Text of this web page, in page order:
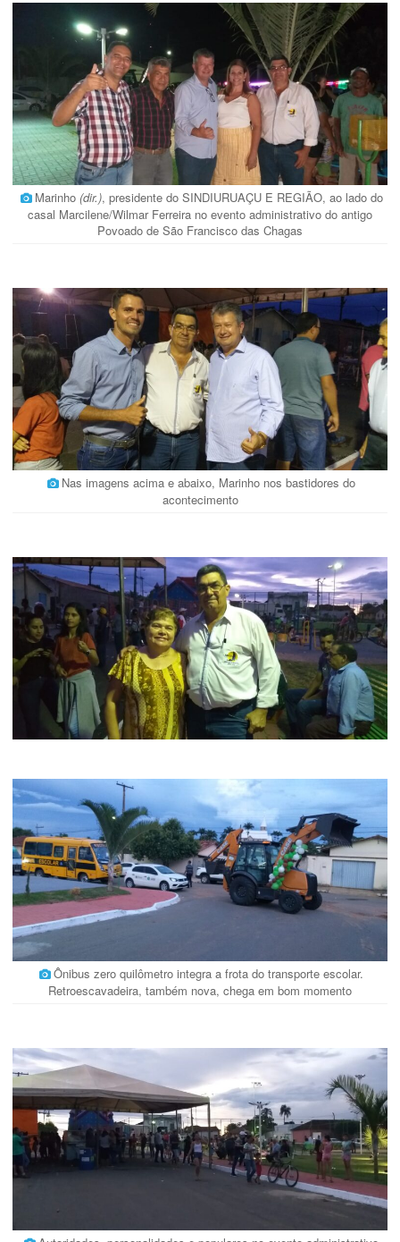
Marinho (dir.), presidente do SINDIURUAÇU E REGIÃO, ao lado do
casal Marcilene/Wilmar Ferreira no evento administrativo do antigo
Povoado de São Francisco das Chagas
Nas imagens acima e abaixo, Marinho nos bastidores do
acontecimento
Ônibus zero quilômetro integra a frota do transporte escolar.
Retroescavadeira, também nova, chega em bom momento